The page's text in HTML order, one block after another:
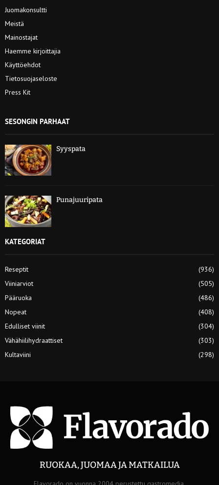
Juomakonsultti
Meistä
Mainostajat
Haemme kirjoittajia
Käyttöehdot
Tietosuojaseloste
Press Kit
SESONGIN PARHAAT
Syyspata
Punajuuripata
KATEGORIAT
Reseptit
(936)
Viiniarviot
(505)
Pääruoka
(486)
Nopeat
(408)
Edulliset viinit
(304)
Vähähiilihydraattiset
(303)
Kultaviini
(298)
RUOKAA, JUOMAA JA MATKAILUA